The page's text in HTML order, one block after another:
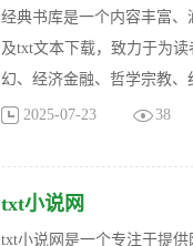
经典书库是一个内容丰富
及txt文本下载，致力于为
幻、经济金融、哲学宗教、
2025-07-23 38
txt小说网
txt小说网是一个专注于提